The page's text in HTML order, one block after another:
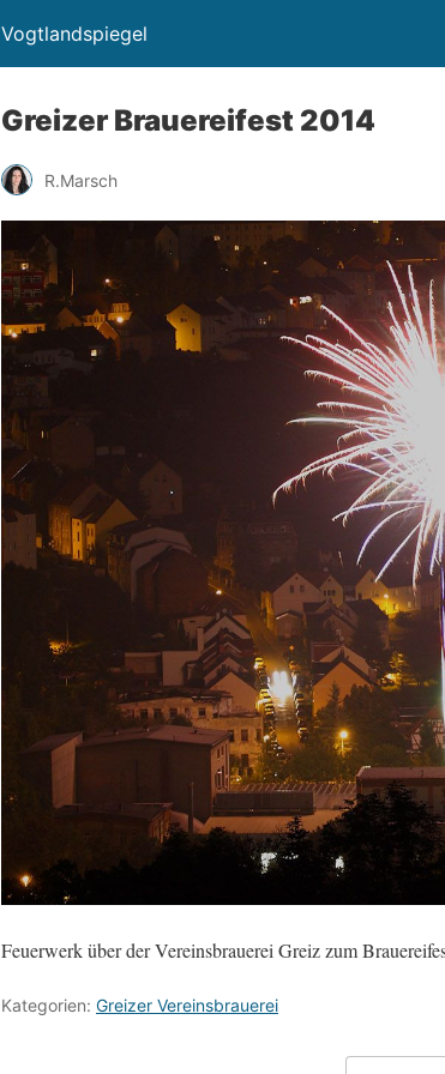
Vogtlandspiegel
Greizer Brauereifest 2014
R.Marsch
Feuerwerk über der Vereinsbrauerei Greiz zum
Kategorien: Greizer Vereinsbrauerei